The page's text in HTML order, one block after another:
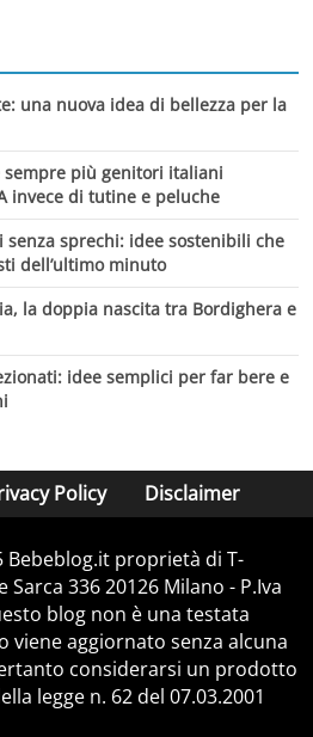
una nuova idea di bellezza per la
sempre più genitori italiani
invece di tutine e peluche
senza sprechi: idee sostenibili che
dell’ultimo minuto
la doppia nascita tra Bordighera e
idee semplici per far bere e
Policy Disclaimer
Bebeblog.it proprietà di T-
Sarca 336 20126 Milano - P.Iva
blog non è una testata
viene aggiornato senza alcuna
considerarsi un prodotto
legge n. 62 del 07.03.2001